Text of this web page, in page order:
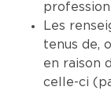
Les
tenus de,
en raison
celle-ci